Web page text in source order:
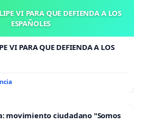
VI PARA QUE DEFIENDA A LOS
ESPAÑOLES
VI PARA QUE DEFIENDA A LOS
movimiento ciudadano "Somos